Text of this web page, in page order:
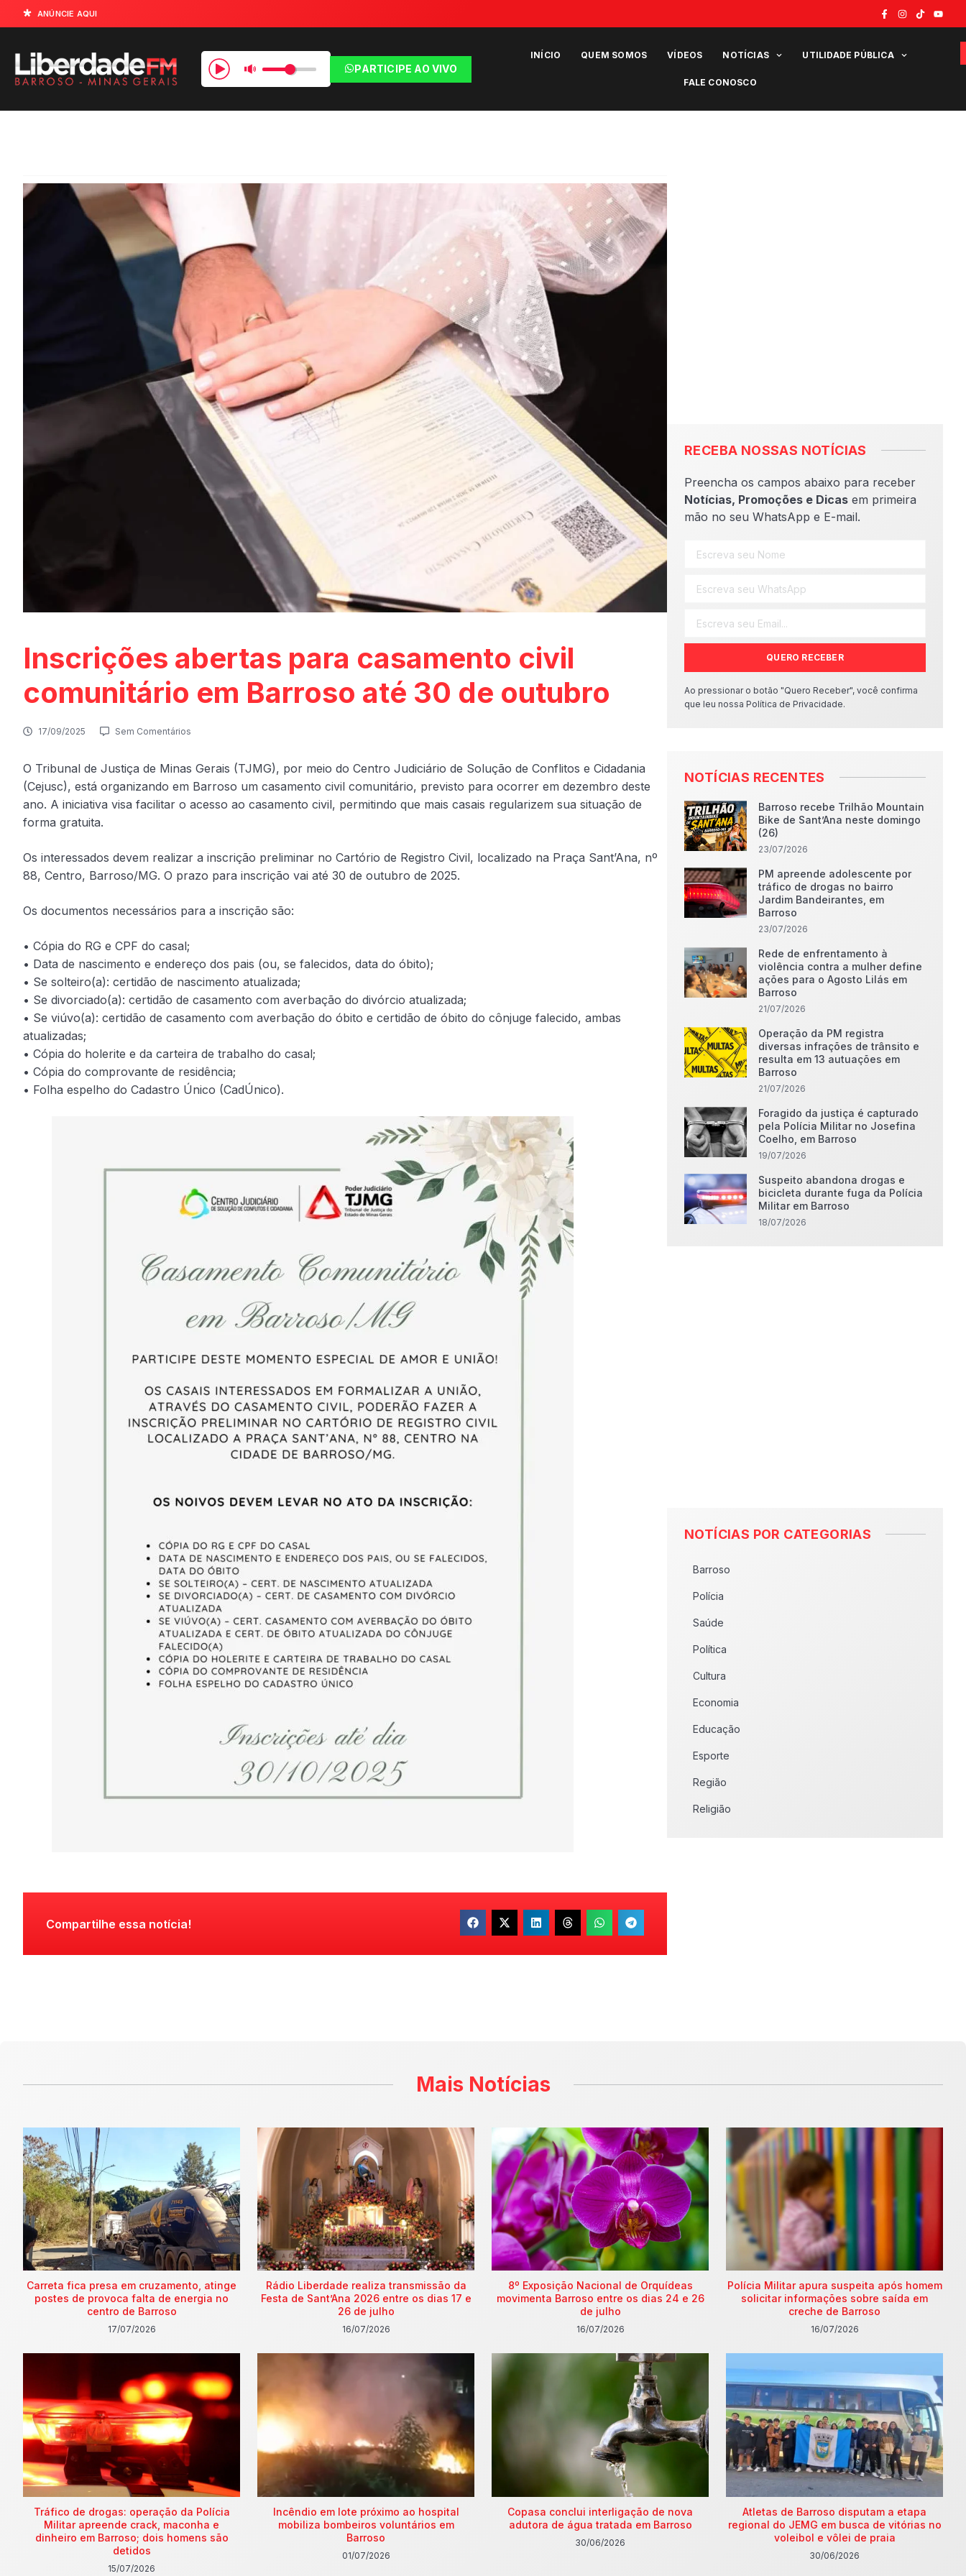
ANÚNCIE AQUI
PARTICIPE AO VIVO
INÍCIO QUEM SOMOS VÍDEOS NOTÍCIAS UTILIDADE PÚBLICA
FALE CONOSCO
Inscrições abertas para casamento civil
comunitário em Barroso até 30 de outubro
17/09/2025 Sem Comentários
O Tribunal de Justiça de Minas Gerais (TJMG), por meio do Centro Judiciário de Solução de Conflitos e Cidadania
(Cejusc), está organizando em Barroso um casamento civil comunitário, previsto para ocorrer em dezembro deste
ano. A iniciativa visa facilitar o acesso ao casamento civil, permitindo que mais casais regularizem sua situação de
forma gratuita.
Os interessados devem realizar a inscrição preliminar no Cartório de Registro Civil, localizado na Praça Sant’Ana, nº
88, Centro, Barroso/MG. O prazo para inscrição vai até 30 de outubro de 2025.
Os documentos necessários para a inscrição são:
• Cópia do RG e CPF do casal;
• Data de nascimento e endereço dos pais (ou, se falecidos, data do óbito);
• Se solteiro(a): certidão de nascimento atualizada;
• Se divorciado(a): certidão de casamento com averbação do divórcio atualizada;
• Se viúvo(a): certidão de casamento com averbação do óbito e certidão de óbito do cônjuge falecido, ambas
atualizadas;
• Cópia do holerite e da carteira de trabalho do casal;
• Cópia do comprovante de residência;
• Folha espelho do Cadastro Único (CadÚnico).
Compartilhe essa notícia!
RECEBA NOSSAS NOTÍCIAS
Preencha os campos abaixo para receber
Notícias, Promoções e Dicas em primeira
mão no seu WhatsApp e E-mail.
QUERO RECEBER
Ao pressionar o botão "Quero Receber", você confirma
que leu nossa Política de Privacidade.
NOTÍCIAS RECENTES
Barroso recebe Trilhão Mountain
Bike de Sant’Ana neste domingo
(26)
23/07/2026
PM apreende adolescente por
tráfico de drogas no bairro
Jardim Bandeirantes, em
Barroso
23/07/2026
Rede de enfrentamento à
violência contra a mulher define
ações para o Agosto Lilás em
Barroso
21/07/2026
Operação da PM registra
diversas infrações de trânsito e
resulta em 13 autuações em
Barroso
21/07/2026
Foragido da justiça é capturado
pela Polícia Militar no Josefina
Coelho, em Barroso
19/07/2026
Suspeito abandona drogas e
bicicleta durante fuga da Polícia
Militar em Barroso
18/07/2026
NOTÍCIAS POR CATEGORIAS
Barroso
Polícia
Saúde
Política
Cultura
Economia
Educação
Esporte
Região
Religião
Mais Notícias
Carreta fica presa em cruzamento, atinge
postes de provoca falta de energia no
centro de Barroso
17/07/2026
Rádio Liberdade realiza transmissão da
Festa de Sant’Ana 2026 entre os dias 17 e
26 de julho
16/07/2026
8º Exposição Nacional de Orquídeas
movimenta Barroso entre os dias 24 e 26
de julho
16/07/2026
Polícia Militar apura suspeita após homem
solicitar informações sobre saída em
creche de Barroso
16/07/2026
Tráfico de drogas: operação da Polícia
Militar apreende crack, maconha e
dinheiro em Barroso; dois homens são
detidos
15/07/2026
Incêndio em lote próximo ao hospital
mobiliza bombeiros voluntários em
Barroso
01/07/2026
Copasa conclui interligação de nova
adutora de água tratada em Barroso
30/06/2026
Atletas de Barroso disputam a etapa
regional do JEMG em busca de vitórias no
voleibol e vôlei de praia
30/06/2026